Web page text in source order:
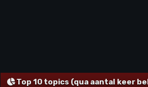
Top 10 topics (qua aantal keer